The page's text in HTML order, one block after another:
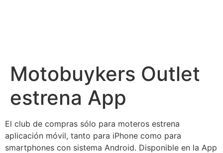
Motobuykers Outlet
estrena App
El club de compras sólo para moteros estrena
aplicación móvil, tanto para iPhone como para
smartphones con sistema Android. Disponible en la App